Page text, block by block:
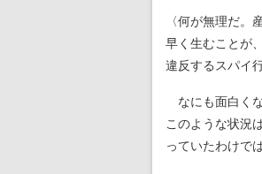
〈何が無理だ
早く生むことが
違反するスパイ
なにも面白く
このような状況
っていたわけで